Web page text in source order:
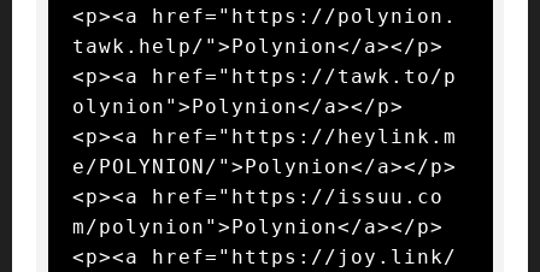
<p><a href="https://polynion.
tawk.help/">Polynion</a></p>
<p><a href="https://tawk.to/p
olynion">Polynion</a></p>
<p><a href="https://heylink.m
e/POLYNION/">Polynion</a></p>
<p><a href="https://issuu.co
m/polynion">Polynion</a></p>
<p><a href="https://joy.link/